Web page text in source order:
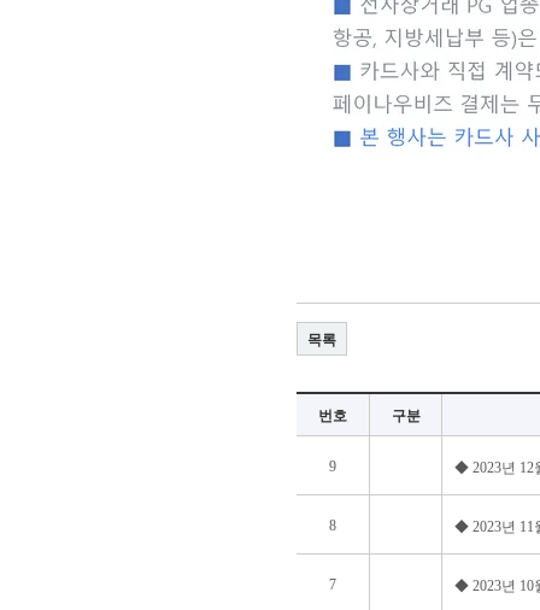
목록
번호 구분
9 ◆ 2023년 12
8 ◆ 2023년 11
7 ◆ 2023년 10